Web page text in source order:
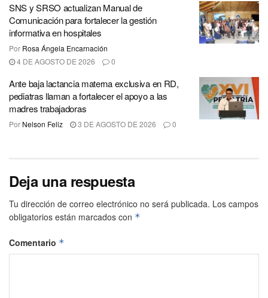
SNS y SRSO actualizan Manual de
Comunicación para fortalecer la gestión
informativa en hospitales
Por Rosa Ángela Encarnación
4 DE AGOSTO DE 2026
0
Ante baja lactancia materna exclusiva en RD,
pediatras llaman a fortalecer el apoyo a las
madres trabajadoras
Por Nelson Feliz 3 DE AGOSTO DE 2026 0
Deja una respuesta
Tu dirección de correo electrónico no será publicada. Los campos
obligatorios están marcados con *
Comentario *